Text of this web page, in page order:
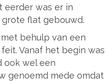
eerder was er in
flat gebouwd.
behulp van een
Vanaf het begin was
ook wel een
genoemd mede omdat